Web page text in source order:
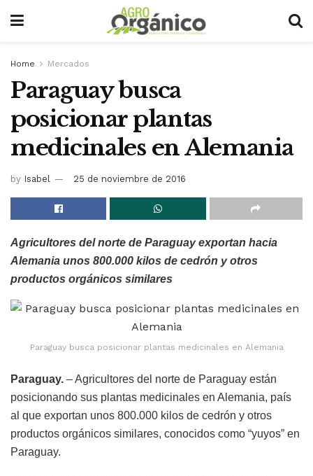
Home Mercados
Paraguay busca
posicionar plantas
medicinales en Alemania
by Isabel 25 de noviembre de 2016
Agricultores del norte de Paraguay exportan hacia
Alemania unos 800.000 kilos de cedrón y otros
productos orgánicos similares
Paraguay busca posicionar plantas medicinales en Alemania
Paraguay. – Agricultores del norte de Paraguay están
posicionando sus plantas medicinales en Alemania, país
al que exportan unos 800.000 kilos de cedrón y otros
productos orgánicos similares, conocidos como “yuyos” en
Paraguay.